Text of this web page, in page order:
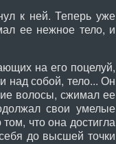
к ней. Теперь уже
ее нежное тело, и
на его поцелуй,
над собой, тело... Он
волосы, сжимал ее
свои умелые
что она достигла
до высшей точки